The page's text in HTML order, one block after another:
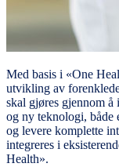
Med basis i «One
utvikling av
skal gjøres gjennom å
og ny teknologi, både
og levere komplette
integreres i
Health».